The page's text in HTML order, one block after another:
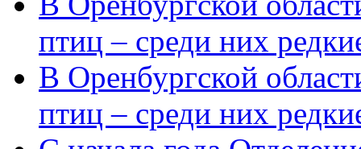
птиц – среди них
В Оренбургской
птиц – среди них